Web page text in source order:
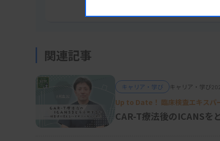
るデルクステカン（DXd）を結合しており、
薬をピンポイントに投下し、ほどけた薬が染
がわずかしかない腫瘍（低～超低発現）にも
関連記事
キャリア・学び キャリア・学び
Up to Date！ 臨床検査エキス
CAR-T療法後のICANS